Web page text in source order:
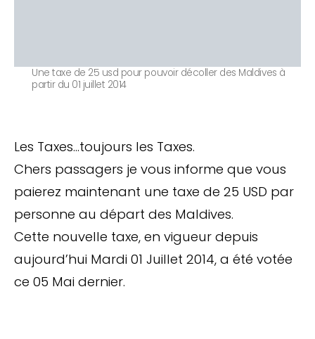
Une taxe de 25 usd pour pouvoir décoller des Maldives à
partir du 01 juillet 2014
Les Taxes…toujours les Taxes.
Chers passagers je vous informe que vous
paierez maintenant une taxe de 25 USD par
personne au départ des Maldives.
Cette nouvelle taxe, en vigueur depuis
aujourd’hui Mardi 01 Juillet 2014, a été votée
ce 05 Mai dernier.